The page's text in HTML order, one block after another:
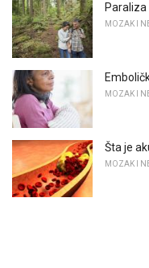
MOZAK I
MOZAK I
Šta je
MOZAK I